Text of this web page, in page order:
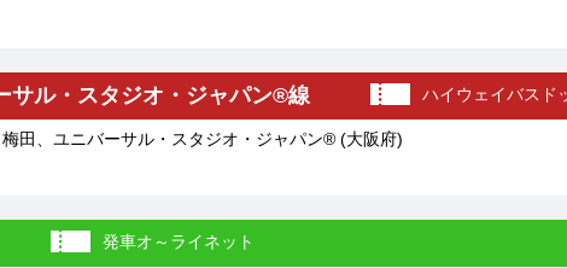
サル・スタジオ・ジャパン®線 ハイウェイバスド
田、ユニバーサル・スタジオ・ジャパン® (大阪府)
発車オ～ライネット